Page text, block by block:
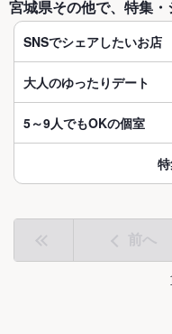
宮城県その他で、特集
SNSでシェアしたいお店
大人のゆったりデート
5～9人でもOKの個室
前へ